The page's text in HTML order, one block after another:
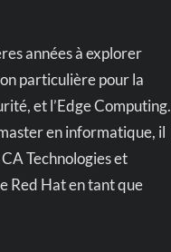
années à explorer
particulière pour la
et l’Edge Computing.
en informatique, il
Technologies et
Red Hat en tant que